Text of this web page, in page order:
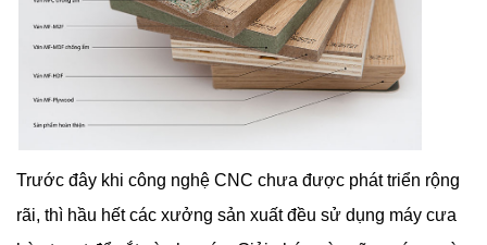
Trước đây khi công nghệ CNC chưa được phát triển rộng
rãi, thì hầu hết các xưởng sản xuất đều sử dụng máy cưa